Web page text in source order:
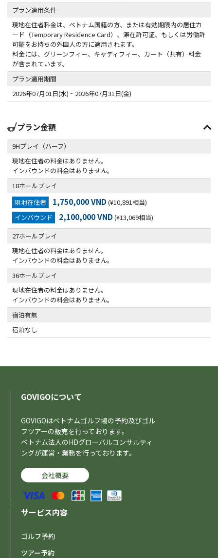
プラン適用条件
現地在住者料金は、ベトナム国籍の方、または有効期限内の居住カ
ード（Temporary Residence Card）、滞在許可証、もしくは労働許
可証をお持ちの外国人の方に適用されます。
料金には、グリーンフィー、キャディフィー、カート（共有）料金
が含まれています。
プラン適用期間
2026年07月01日(水) ~ 2026年07月31日(金)
プラン金額
9Hプレイ（ハーフ）
現地在住者の料金はありません。
インバウンドの料金はありません。
18ホールプレイ
現地在住者
1,750,000 VND (¥10,891相当)
インバウンド
2,100,000 VND (¥13,069相当)
27ホールプレイ
現地在住者の料金はありません。
インバウンドの料金はありません。
36ホールプレイ
現地在住者の料金はありません。
インバウンドの料金はありません。
宿泊有無
宿泊なし
GOVIGOについて
GOVIGOはベトナムゴルフ場の予約及びゴル
フツアーの販売を行っております。
ベトナム法人のHDグローバルコンサルティ
ングが運営・業務を行っております。
会社概要
サービス内容
ゴルフ予約
ツアー予約